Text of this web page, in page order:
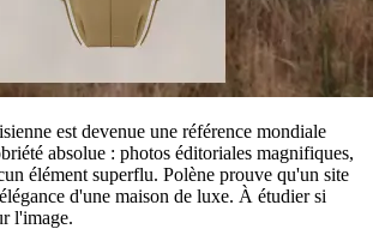
est devenue une référence mondiale
absolue : photos éditoriales magnifiques,
élément superflu. Polène prouve qu'un site
d'une maison de luxe. À étudier si
l'image.